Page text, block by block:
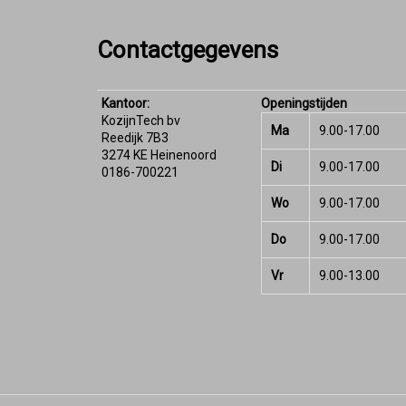
Contactgegevens
Kantoor:
KozijnTech bv
Reedijk 7B3
3274 KE Heinenoord
0186-700221
Openingstijden
Ma
9.00-17.00
Di 9.00-17.00
Wo 9.00-17.00
Do 9.00-17.00
Vr 9.00-13.00